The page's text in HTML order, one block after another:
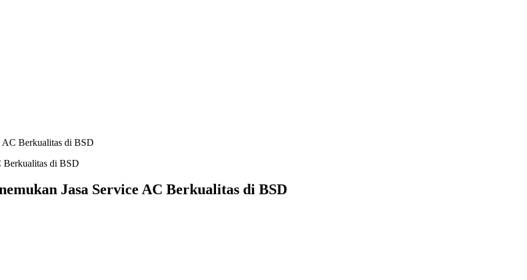
AC Berkualitas di BSD
Jasa Service AC Berkualitas di BSD